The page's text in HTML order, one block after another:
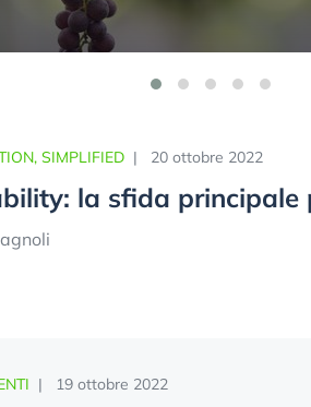
SIMPLIFIED | 20 ottobre 2022
la sfida principale
| 19 ottobre 2022